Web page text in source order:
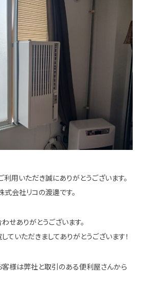
用いただき誠にありがとうございます。
会社リコの渡邊です。
せありがとうございます。
ていただきましてありがとうございます！
客様は弊社と取引のある便利屋さんから